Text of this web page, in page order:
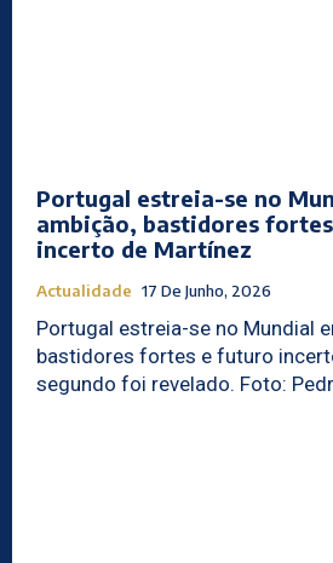
Portugal estreia-se no
ambição, bastidores
incerto de Martínez
Actualidade 17 De Junho, 2026
Portugal estreia-se no Mundial
bastidores fortes e futuro
segundo foi